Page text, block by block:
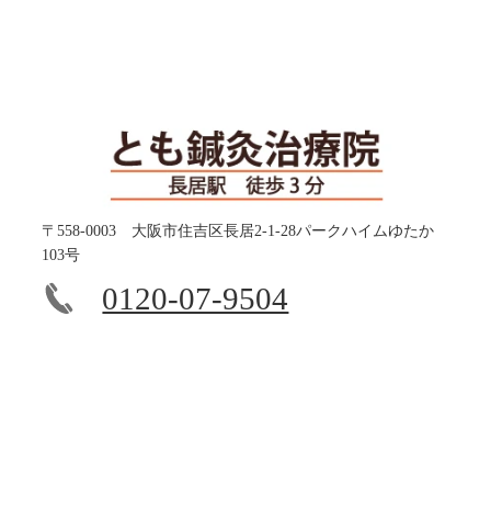
〒558-0003 大阪市住吉区長居2-1-28パークハイムゆたか
103号
0120-07-9504